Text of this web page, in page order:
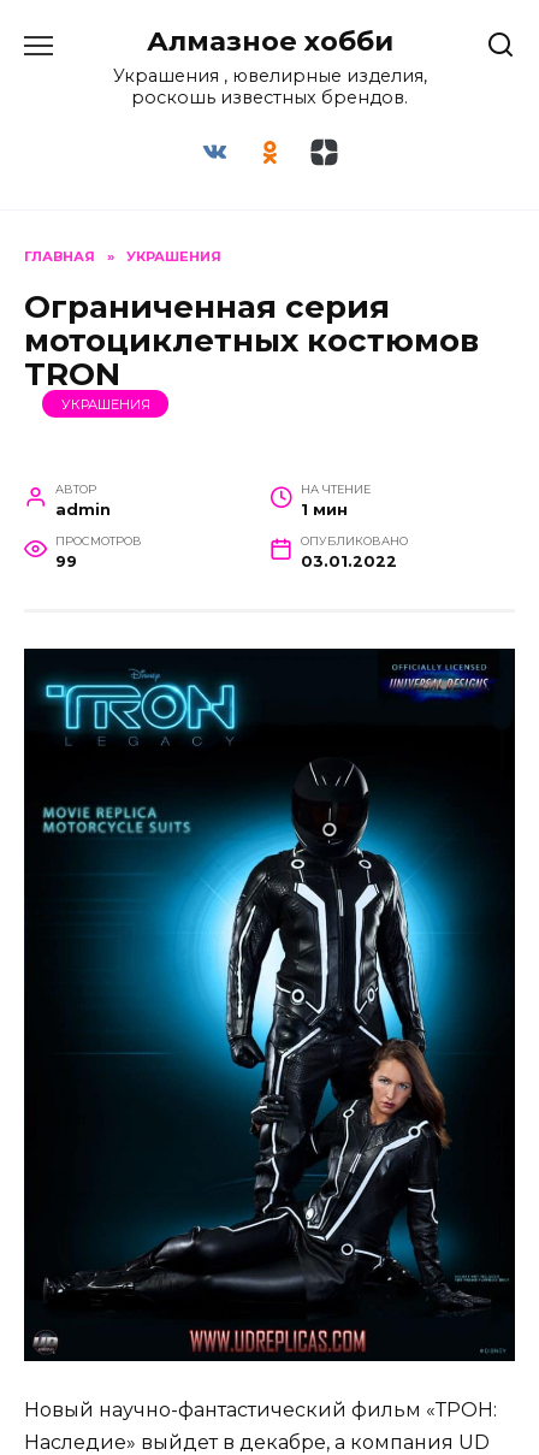
содержанию
Алмазное хобби
Украшения , ювелирные изделия,
роскошь известных брендов.
ГЛАВНАЯ » УКРАШЕНИЯ
Ограниченная серия
мотоциклетных костюмов
TRON
УКРАШЕНИЯ
АВТОР
admin
НА ЧТЕНИЕ
1 мин
ПРОСМОТРОВ
99
ОПУБЛИКОВАНО
03.01.2022
Новый научно-фантастический фильм «ТРОН:
Наследие» выйдет в декабре, а компания UD